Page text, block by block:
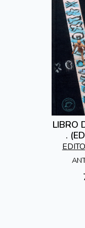
LIBRO
.